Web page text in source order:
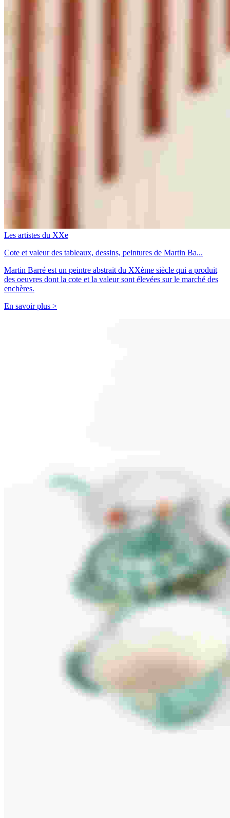
Les artistes du XXe
Cote et valeur des tableaux, dessins, peintures de Martin Ba...
Martin Barré est un peintre abstrait du XXème siècle qui a produit
des oeuvres dont la cote et la valeur sont élevées sur le marché des
enchères.
En savoir plus >